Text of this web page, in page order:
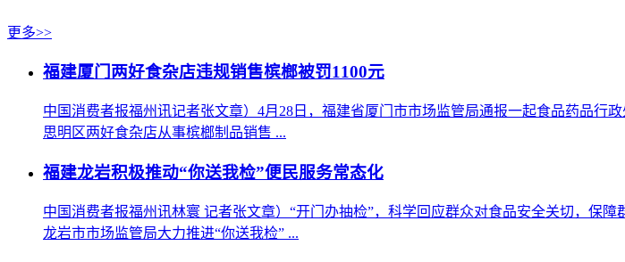
更多>>
福建厦门两好食杂店违规销售槟榔被罚1100元
中国消费者报福州讯记者张文章）4月28日，福建省厦门市市场监管局通报一起食品药品行
思明区两好食杂店从事槟榔制品销售 ...
福建龙岩积极推动“你送我检”便民服务常态化
中国消费者报福州讯林寰 记者张文章）“开门办抽检”，科学回应群众对食品安全关切，保
龙岩市市场监管局大力推进“你送我检” ...